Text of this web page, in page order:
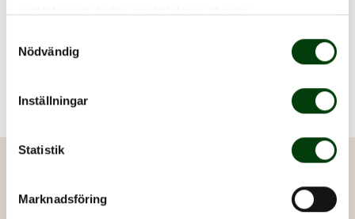
Nödvändig
Inställningar
Statistik
Marknadsföring
komplett biljett- och betalsystem där vi kan erbjuda
merförsäljning ombord. Allt direkt i mobilen.
Kontakta oss